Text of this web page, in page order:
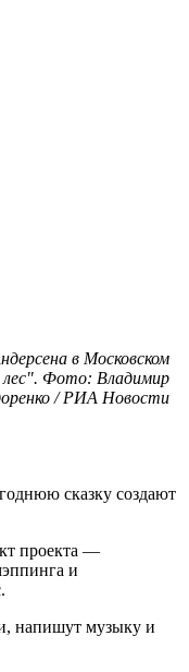
в Московском
лес". Фото: Владимир
/ РИА Новости
сказку создают
проекта —
и
напишут музыку и